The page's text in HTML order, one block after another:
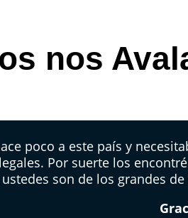
nos
poco a este país y
Por suerte los
son de los grandes de